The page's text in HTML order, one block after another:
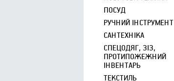
ПОСУД
РУЧНИЙ ІНСТРУМЕНТ
САНТЕХНІКА
СПЕЦОДЯГ, ЗІЗ,
ПРОТИПОЖЕЖНИЙ
ІНВЕНТАРЬ
ТЕКСТИЛЬ